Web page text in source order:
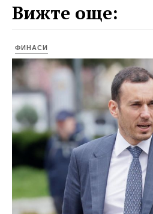
Вижте още:
ФИНАСИ